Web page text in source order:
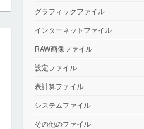
グラフィックファイル
インターネットファイル
RAW画像ファイル
設定ファイル
表計算ファイル
システムファイル
その他のファイル